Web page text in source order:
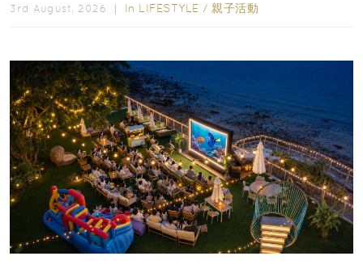
3rd August, 2026 ｜ In LIFESTYLE / 親子活動